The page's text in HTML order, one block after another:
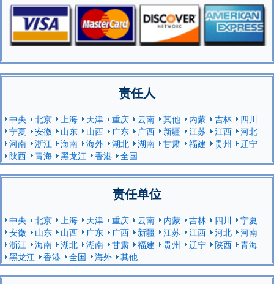
责任人
中央 北京 上海 天津 重庆 云南 其他 内蒙 吉林
四川
宁夏
安徽 山东 山西 广东 广西 新疆 江苏 江西
河北
河南
浙江 海南 海外 湖北 湖南 甘肃 福建 贵州
辽宁
陕西
青海 黑龙江 香港 全国
责任单位
中央 北京 上海 天津 重庆 云南 内蒙 吉林 四川
宁夏
安徽
山东 山西 广东 广西 新疆 江苏 江西 河北
河南
浙江
海南 湖北 湖南 甘肃 福建 贵州 辽宁 陕西
青海
黑龙江
香港 全国 海外 其他